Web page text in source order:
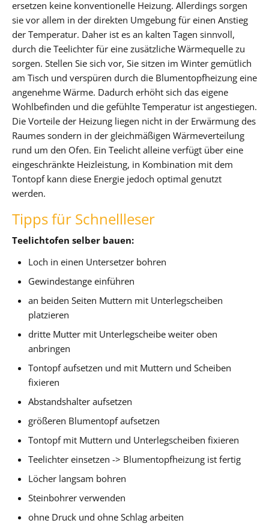
ersetzen keine konventionelle Heizung. Allerdings sorgen
sie vor allem in der direkten Umgebung für einen Anstieg
der Temperatur. Daher ist es an kalten Tagen sinnvoll,
durch die Teelichter für eine zusätzliche Wärmequelle zu
sorgen. Stellen Sie sich vor, Sie sitzen im Winter gemütlich
am Tisch und verspüren durch die Blumentopfheizung eine
angenehme Wärme. Dadurch erhöht sich das eigene
Wohlbefinden und die gefühlte Temperatur ist angestiegen.
Die Vorteile der Heizung liegen nicht in der Erwärmung des
Raumes sondern in der gleichmäßigen Wärmeverteilung
rund um den Ofen. Ein Teelicht alleine verfügt über eine
eingeschränkte Heizleistung, in Kombination mit dem
Tontopf kann diese Energie jedoch optimal genutzt
werden.
Tipps für Schnellleser
Teelichtofen selber bauen:
Loch in einen Untersetzer bohren
Gewindestange einführen
an beiden Seiten Muttern mit Unterlegscheiben
platzieren
dritte Mutter mit Unterlegscheibe weiter oben
anbringen
Tontopf aufsetzen und mit Muttern und Scheiben
fixieren
Abstandshalter aufsetzen
größeren Blumentopf aufsetzen
Tontopf mit Muttern und Unterlegscheiben fixieren
Teelichter einsetzen -> Blumentopfheizung ist fertig
Löcher langsam bohren
Steinbohrer verwenden
ohne Druck und ohne Schlag arbeiten